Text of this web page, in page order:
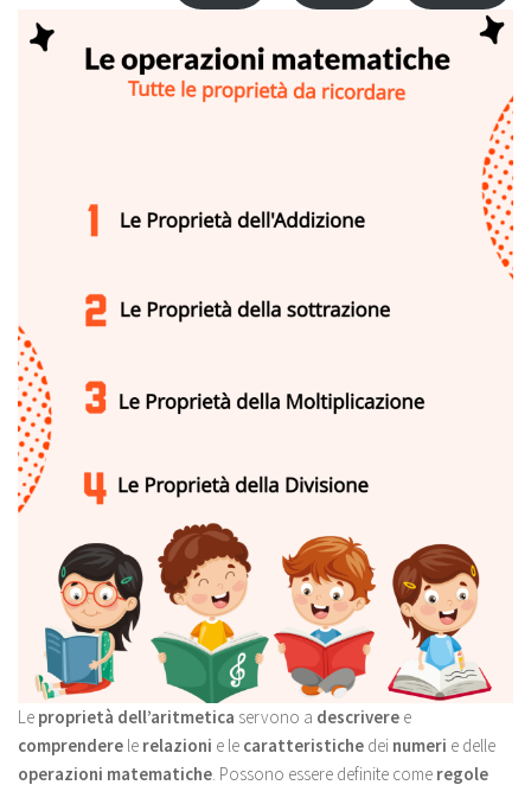
Le proprietà dell’aritmetica servono a descrivere e
comprendere le relazioni e le caratteristiche dei numeri e delle
operazioni matematiche . Possono essere definite come regole